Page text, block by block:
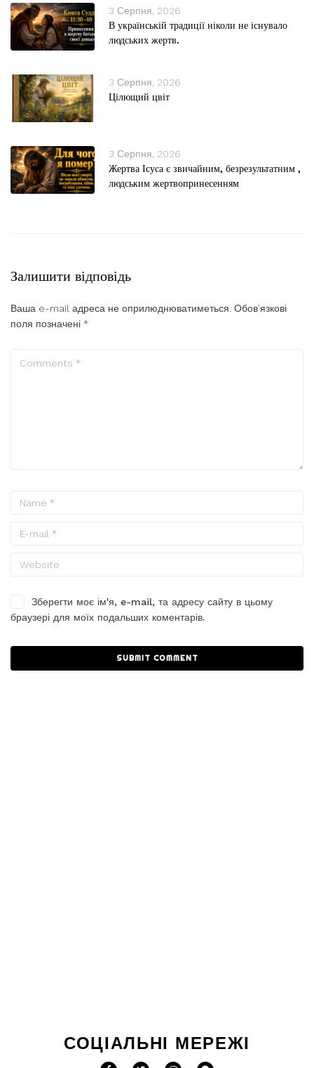
3 Серпня, 2026
В українській традиції ніколи не існувало
людських жертв.
3 Серпня, 2026
Цілющий цвіт
3 Серпня, 2026
Жертва Ісуса є звичайним, безрезультатним ,
людським жертвопринесенням
Залишити відповідь
Ваша e-mail адреса не оприлюднюватиметься. Обов’язкові
поля позначені *
Зберегти моє ім'я, e-mail, та адресу сайту в цьому
браузері для моїх подальших коментарів.
СОЦІАЛЬНІ МЕРЕЖІ